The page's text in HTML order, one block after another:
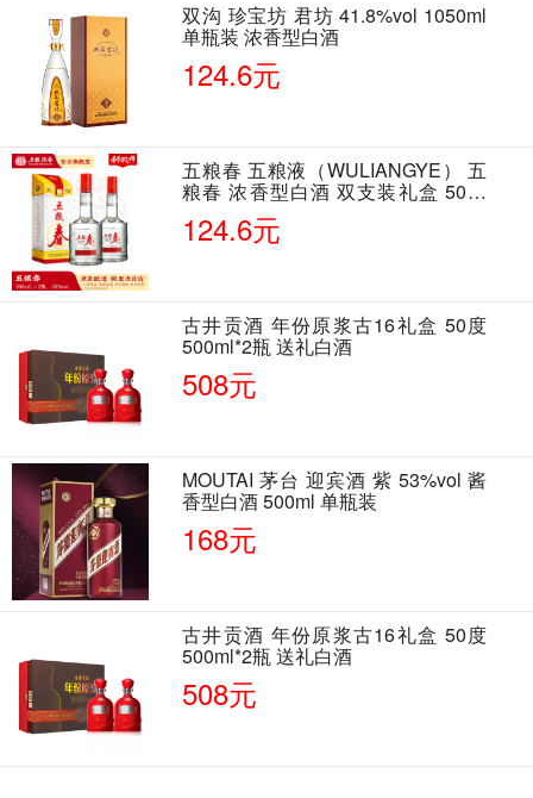
双沟 珍宝坊 君坊 41.8%vol 1050ml
单瓶装 浓香型白酒
124.6元
五粮春 五粮液（WULIANGYE） 五
粮春 浓香型白酒 双支装礼盒 50度
500ml*2瓶 含酒具
124.6元
古井贡酒 年份原浆古16礼盒 50度
500ml*2瓶 送礼白酒
508元
MOUTAI 茅台 迎宾酒 紫 53%vol 酱
香型白酒 500ml 单瓶装
168元
古井贡酒 年份原浆古16礼盒 50度
500ml*2瓶 送礼白酒
508元